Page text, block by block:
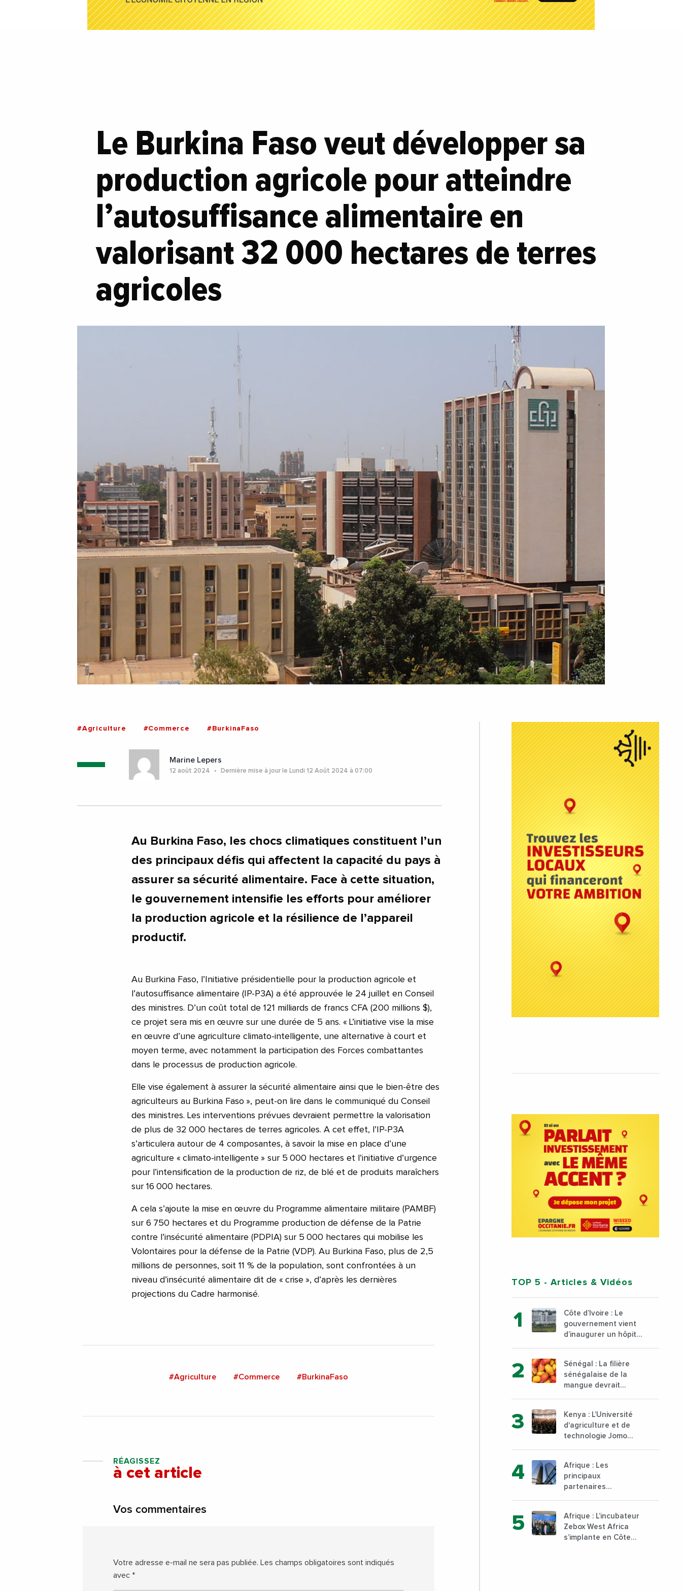
Le Burkina Faso veut développer sa
production agricole pour atteindre
l’autosuffisance alimentaire en
valorisant 32 000 hectares de terres
agricoles
#Agriculture #Commerce #BurkinaFaso
Marine Lepers
12 août 2024 Dernière mise à jour le Lundi 12 Août 2024 à 07:00
Au Burkina Faso, les chocs climatiques constituent l’un
des principaux défis qui affectent la capacité du pays à
assurer sa sécurité alimentaire. Face à cette situation,
le gouvernement intensifie les efforts pour améliorer
la production agricole et la résilience de l’appareil
productif.
Au Burkina Faso, l’Initiative présidentielle pour la production agricole et
l’autosuffisance alimentaire (IP-P3A) a été approuvée le 24 juillet en Conseil
des ministres. D’un coût total de 121 milliards de francs CFA (200 millions $),
ce projet sera mis en œuvre sur une durée de 5 ans. « L’initiative vise la mise
en œuvre d’une agriculture climato-intelligente, une alternative à court et
moyen terme, avec notamment la participation des Forces combattantes
dans le processus de production agricole.
Elle vise également à assurer la sécurité alimentaire ainsi que le bien-être des
agriculteurs au Burkina Faso », peut-on lire dans le communiqué du Conseil
des ministres. Les interventions prévues devraient permettre la valorisation
de plus de 32 000 hectares de terres agricoles. A cet effet, l’IP-P3A
s’articulera autour de 4 composantes, à savoir la mise en place d’une
agriculture « climato-intelligente » sur 5 000 hectares et l’initiative d’urgence
pour l’intensification de la production de riz, de blé et de produits maraîchers
sur 16 000 hectares.
A cela s’ajoute la mise en œuvre du Programme alimentaire militaire (PAMBF)
sur 6 750 hectares et du Programme production de défense de la Patrie
contre l’insécurité alimentaire (PDPIA) sur 5 000 hectares qui mobilise les
Volontaires pour la défense de la Patrie (VDP). Au Burkina Faso, plus de 2,5
millions de personnes, soit 11 % de la population, sont confrontées à un
niveau d’insécurité alimentaire dit de « crise », d’après les dernières
projections du Cadre harmonisé.
#Agriculture #Commerce #BurkinaFaso
RÉAGISSEZ
à cet article
Vos commentaires
Votre adresse e-mail ne sera pas publiée. Les champs obligatoires sont indiqués
avec *
TOP 5 - Articles & Vidéos
Côte d’Ivoire : Le
gouvernement vient
d’inaugurer un hôpital
au sud du pays
Sénégal : La filière
sénégalaise de la
mangue devrait
000 tonnes produites
Kenya : L’Université
d'agriculture et de
technologie Jomo
formation technique
et professionnelle sur
son campus de Karen
à Nairobi dès janvier
Afrique : Les
principaux
partenaires
désormais le Nigeria,
l’Angola et l’Afrique
du Sud
Afrique : L’incubateur
Zebox West Africa
s’implante en Côte